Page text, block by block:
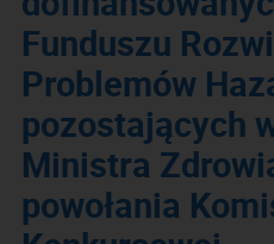
Funduszu
Problemów
pozostających
Ministra
powołania